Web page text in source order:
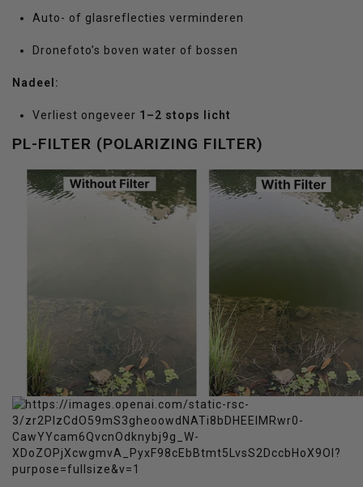
Auto- of glasreflecties verminderen
Dronefoto’s boven water of bossen
Nadeel:
Verliest ongeveer 1–2 stops licht
PL-FILTER (POLARIZING FILTER)